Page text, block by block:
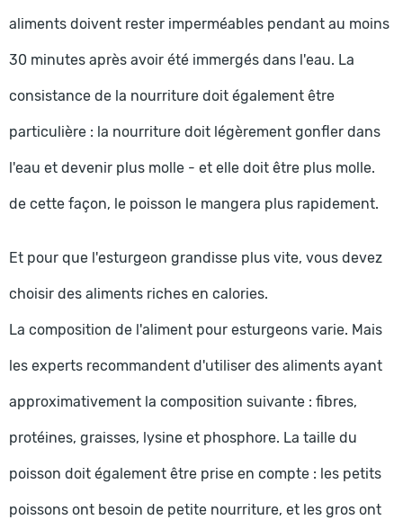
aliments doivent rester imperméables pendant au moins
30 minutes après avoir été immergés dans l'eau. La
consistance de la nourriture doit également être
particulière : la nourriture doit légèrement gonfler dans
l'eau et devenir plus molle - et elle doit être plus molle.
de cette façon, le poisson le mangera plus rapidement.
Et pour que l'esturgeon grandisse plus vite, vous devez
choisir des aliments riches en calories.
La composition de l'aliment pour esturgeons varie. Mais
les experts recommandent d'utiliser des aliments ayant
approximativement la composition suivante : fibres,
protéines, graisses, lysine et phosphore. La taille du
poisson doit également être prise en compte : les petits
poissons ont besoin de petite nourriture, et les gros ont